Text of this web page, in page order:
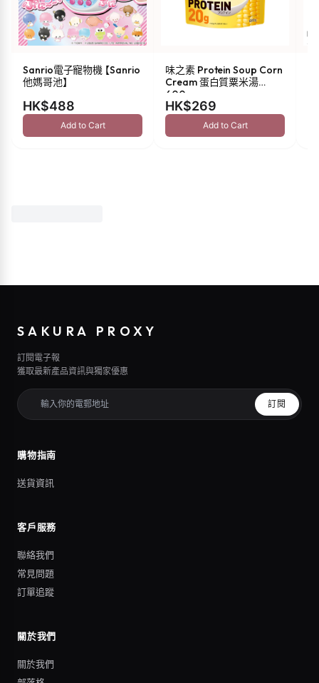
Sanrio電子寵物機 【Sanrio
他媽哥池】
HK$488
Add to Cart
味之素 Protein Soup Corn
Cream 蛋白質粟米湯
600g
HK$269
Add to Cart
SAKURA PROXY
訂閱電子報
獲取最新產品資訊與獨家優惠
訂閱
購物指南
送貨資訊
客戶服務
聯絡我們
常見問題
訂單追蹤
關於我們
關於我們